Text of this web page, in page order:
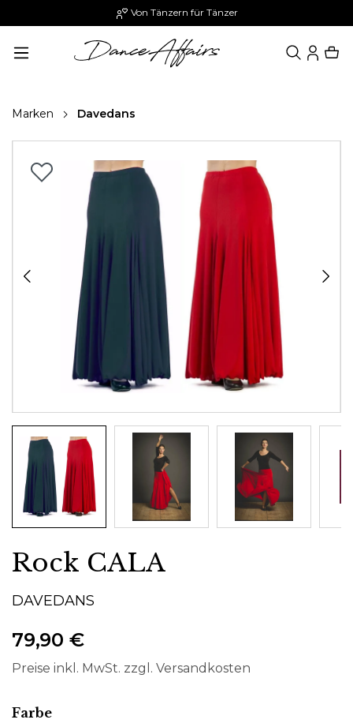
Von Tänzern für Tänzer
Marken Davedans
Rock CALA
DAVEDANS
79,90 €
Preise inkl. MwSt. zzgl. Versandkosten
Farbeauswählen